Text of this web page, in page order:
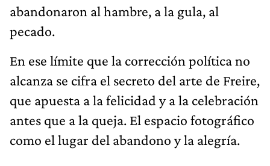
abandonaron al hambre, a la gula, al
pecado.
En ese límite que la corrección política no
alcanza se cifra el secreto del arte de Freire,
que apuesta a la felicidad y a la celebración
antes que a la queja. El espacio fotográfico
como el lugar del abandono y la alegría.